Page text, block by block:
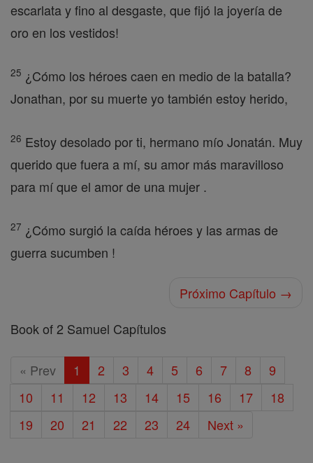
escarlata y fino al desgaste, que fijó la joyería de
oro en los vestidos!
25 ¿Cómo los héroes caen en medio de la batalla?
Jonathan, por su muerte yo también estoy herido,
26 Estoy desolado por ti, hermano mío Jonatán. Muy
querido que fuera a mí, su amor más maravilloso
para mí que el amor de una mujer .
27 ¿Cómo surgió la caída héroes y las armas de
guerra sucumben !
Próximo Capítulo →
Book of 2 Samuel Capítulos
« Prev 1 2 3 4 5 6 7 8
9
10
11 12 13 14 15 16 17
18
19
20 21 22 23 24 Next »